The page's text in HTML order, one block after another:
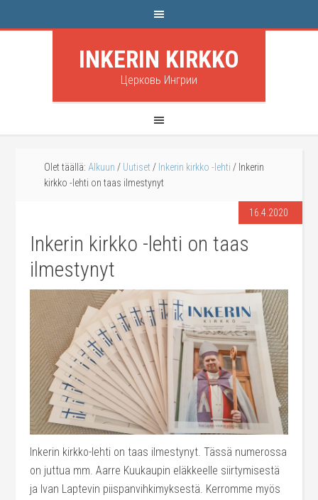
INKERIN KIRKKO
Церковь Ингрии
Olet täällä: Alkuun / Uutiset / Inkerin kirkko -lehti / Inkerin
kirkko -lehti on taas ilmestynyt
16.4.2020
Inkerin kirkko -lehti on taas
ilmestynyt
Inkerin kirkko-lehti on taas ilmestynyt. Tässä numerossa
on juttua mm. Aarre Kuukaupin eläkkeelle siirtymisestä
ja Ivan Laptevin piispanvihkimyksestä. Kerromme myös